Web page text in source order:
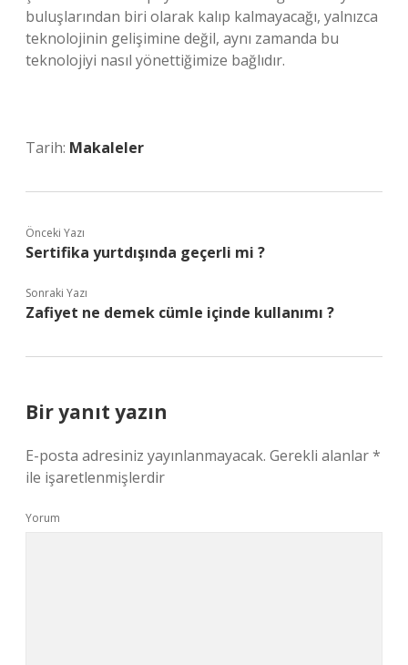
buluşlarından biri olarak kalıp kalmayacağı, yalnızca
teknolojinin gelişimine değil, aynı zamanda bu
teknolojiyi nasıl yönettiğimize bağlıdır.
Tarih: Makaleler
Önceki Yazı
Sertifika yurtdışında geçerli mi ?
Sonraki Yazı
Zafiyet ne demek cümle içinde kullanımı ?
Bir yanıt yazın
E-posta adresiniz yayınlanmayacak. Gerekli alanlar*
ile işaretlenmişlerdir
Yorum